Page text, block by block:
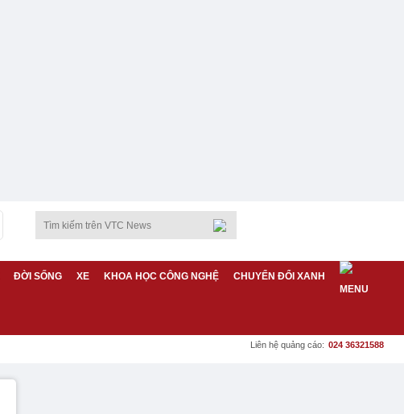
ĐỜI SỐNG XE KHOA HỌC CÔNG NGHỆ CHUYỂN ĐỔI XANH
Liên hệ quảng cáo: 024 36321588